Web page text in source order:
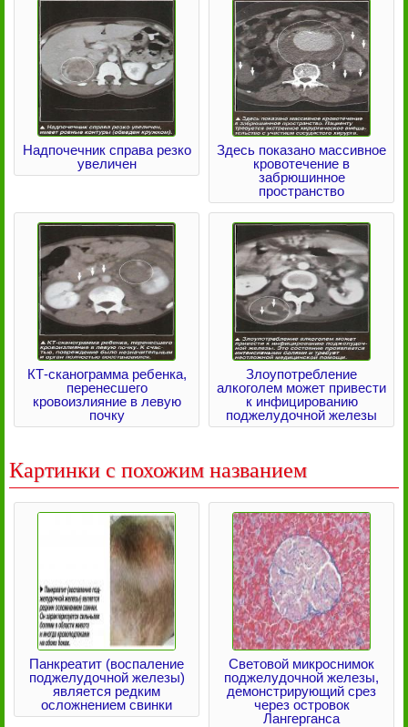
Надпочечник справа резко
увеличен
Здесь показано массивное
кровотечение в
забрюшинное
пространство
КТ-сканограмма ребенка,
перенесшего
кровоизлияние в левую
почку
Злоупотребление
алкоголем может привести
к инфицированию
поджелудочной железы
Картинки с похожим названием
Панкреатит (воспаление
поджелудочной железы)
является редким
осложнением свинки
Световой микроснимок
поджелудочной железы,
демонстрирующий срез
через островок
Лангерганса